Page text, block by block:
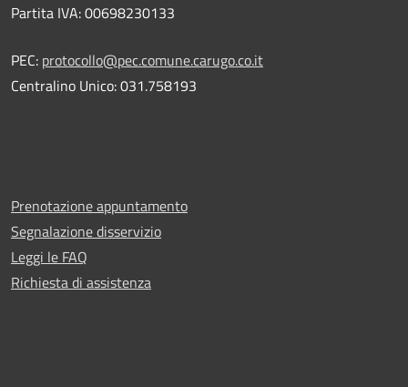
Partita IVA: 00698230133
PEC: protocollo@pec.comune.carugo.co.it
Centralino Unico: 031.758193
Prenotazione appuntamento
Segnalazione disservizio
Leggi le FAQ
Richiesta di assistenza